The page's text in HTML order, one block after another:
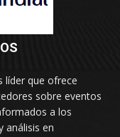
líder que ofrece
sobre eventos
a los
análisis en